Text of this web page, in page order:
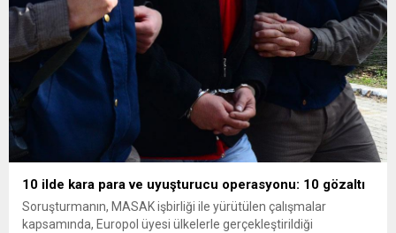
10 ilde kara para ve uyuşturucu operasyonu: 10 gözaltı
Soruşturmanın, MASAK işbirliği ile yürütülen çalışmalar
kapsamında, Europol üyesi ülkelerle gerçekleştirildiği